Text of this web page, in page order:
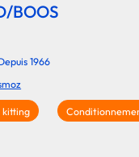
BOOS
1966
kitting